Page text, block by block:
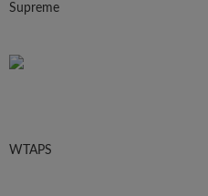
Supreme
WTAPS